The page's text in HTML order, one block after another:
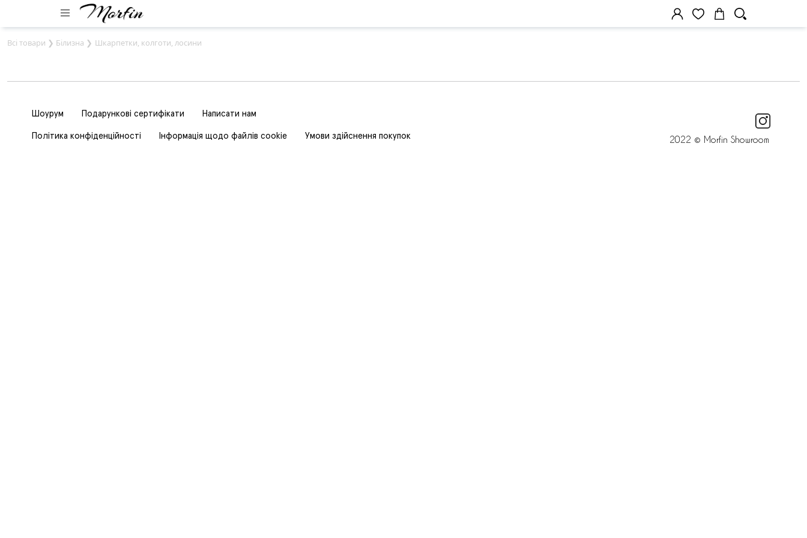
Всі товари ❯ Білизна ❯ Шкарпетки, колготи, лосини
Шоурум Подарункові сертифікати Написати нам
Політика конфіденційності Інформація щодо файлів cookie Умови здійснення покупок 2022 © Morfin Showroom